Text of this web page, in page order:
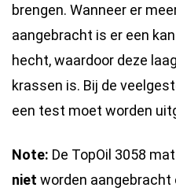
brengen. Wanneer er
aangebracht is er een
hecht, waardoor deze
krassen is. Bij de
een test moet worden
Note: De TopOil 3058
niet worden aangebracht